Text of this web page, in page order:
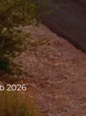
2026